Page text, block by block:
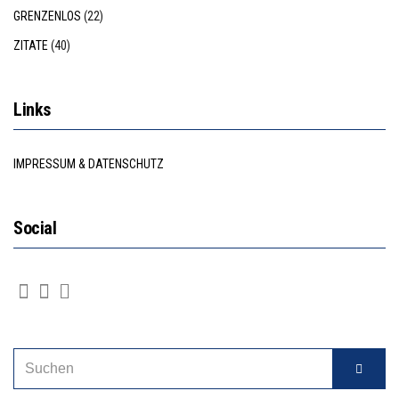
GRENZENLOS (22)
ZITATE (40)
Links
IMPRESSUM & DATENSCHUTZ
Social